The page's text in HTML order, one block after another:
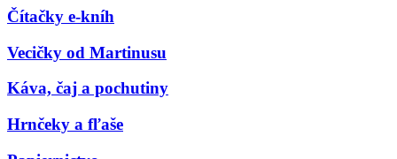
Čítačky e-kníh
Vecičky od Martinusu
Káva, čaj a pochutiny
Hrnčeky a fľaše